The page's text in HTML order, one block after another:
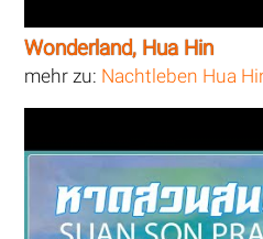
Wonderland, Hua Hin
mehr zu: Nachtleben Hua